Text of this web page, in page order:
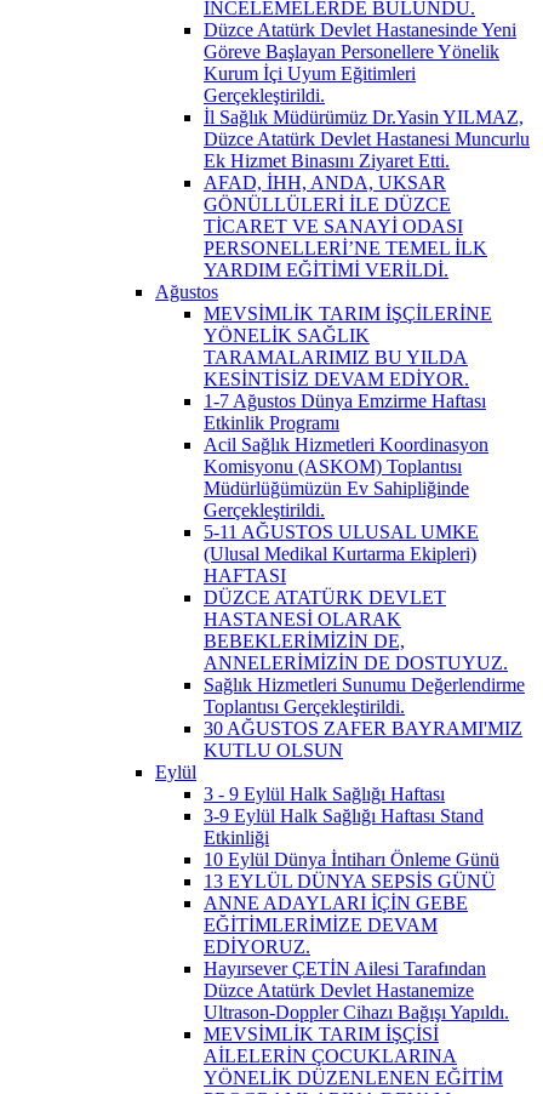
İNCELEMELERDE BULUNDU.
Düzce Atatürk Devlet Hastanesinde Yeni
Göreve Başlayan Personellere Yönelik
Kurum İçi Uyum Eğitimleri
Gerçekleştirildi.
İl Sağlık Müdürümüz Dr.Yasin YILMAZ,
Düzce Atatürk Devlet Hastanesi Muncurlu
Ek Hizmet Binasını Ziyaret Etti.
AFAD, İHH, ANDA, UKSAR
GÖNÜLLÜLERİ İLE DÜZCE
TİCARET VE SANAYİ ODASI
PERSONELLERİ’NE TEMEL İLK
YARDIM EĞİTİMİ VERİLDİ.
Ağustos
MEVSİMLİK TARIM İŞÇİLERİNE
YÖNELİK SAĞLIK
TARAMALARIMIZ BU YILDA
KESİNTİSİZ DEVAM EDİYOR.
1-7 Ağustos Dünya Emzirme Haftası
Etkinlik Programı
Acil Sağlık Hizmetleri Koordinasyon
Komisyonu (ASKOM) Toplantısı
Müdürlüğümüzün Ev Sahipliğinde
Gerçekleştirildi.
5-11 AĞUSTOS ULUSAL UMKE
(Ulusal Medikal Kurtarma Ekipleri)
HAFTASI
DÜZCE ATATÜRK DEVLET
HASTANESİ OLARAK
BEBEKLERİMİZİN DE,
ANNELERİMİZİN DE DOSTUYUZ.
Sağlık Hizmetleri Sunumu Değerlendirme
Toplantısı Gerçekleştirildi.
30 AĞUSTOS ZAFER BAYRAMI'MIZ
KUTLU OLSUN
Eylül
3 - 9 Eylül Halk Sağlığı Haftası
3-9 Eylül Halk Sağlığı Haftası Stand
Etkinliği
10 Eylül Dünya İntiharı Önleme Günü
13 EYLÜL DÜNYA SEPSİS GÜNÜ
ANNE ADAYLARI İÇİN GEBE
EĞİTİMLERİMİZE DEVAM
EDİYORUZ.
Hayırsever ÇETİN Ailesi Tarafından
Düzce Atatürk Devlet Hastanemize
Ultrason-Doppler Cihazı Bağışı Yapıldı.
MEVSİMLİK TARIM İŞÇİSİ
AİLELERİN ÇOCUKLARINA
YÖNELİK DÜZENLENEN EĞİTİM